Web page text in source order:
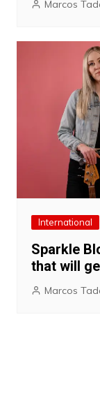
Marcos
International
Sparkle
that will
Marcos